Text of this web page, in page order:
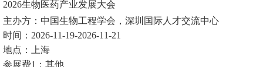
2026生物医药产业发展大会
主办方：中国生物工程学会，深圳国际人才交流中心
时间：2026-11-19-2026-11-21
地点：上海
参展费1：其他